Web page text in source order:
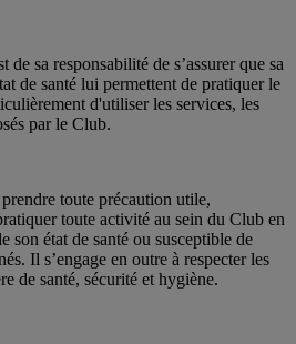
de sa responsabilité de s’assurer que sa
de santé lui permettent de pratiquer le
d'utiliser les services, les
par le Club.
toute précaution utile,
toute activité au sein du Club en
son état de santé ou susceptible de
Il s’engage en outre à respecter les
de santé, sécurité et hygiène.